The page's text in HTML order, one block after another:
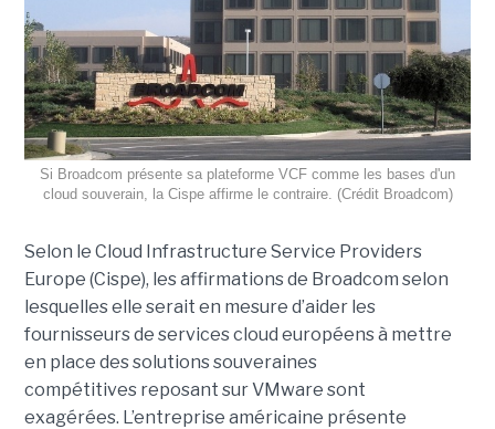
Si Broadcom présente sa plateforme VCF comme les bases d'un
cloud souverain, la Cispe affirme le contraire. (Crédit Broadcom)
Selon le Cloud Infrastructure Service Providers
Europe (Cispe), les affirmations de Broadcom selon
lesquelles elle serait en mesure d’aider les
fournisseurs de services cloud européens à mettre
en place des solutions souveraines
compétitives reposant sur VMware sont
exagérées. L’entreprise américaine présente